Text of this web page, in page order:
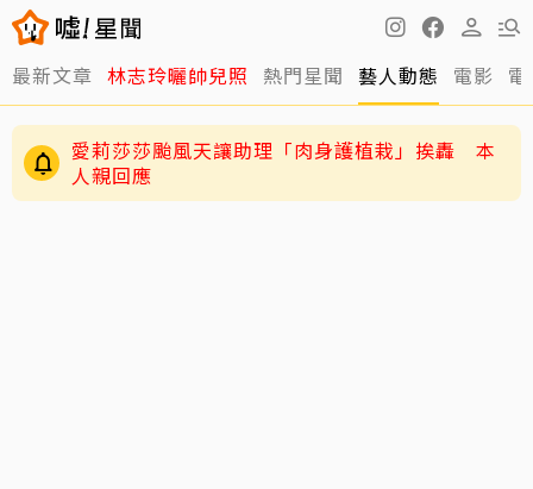
最新文章 林志玲曬帥兒照 熱門星聞 藝人動態 電影
愛莉莎莎颱風天讓助理「肉身護植栽」挨轟 本
人親回應